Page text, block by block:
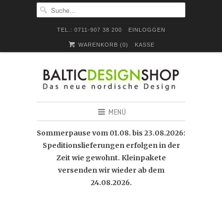
TEL.: 0711-907 38 200 EINLOGGEN
WARENKORB (0) KASSE
MENÜ
Sommerpause vom 01.08. bis 23.08.2026:
Speditionslieferungen erfolgen in der
Zeit wie gewohnt. Kleinpakete
versenden wir wieder ab dem
24.08.2026.